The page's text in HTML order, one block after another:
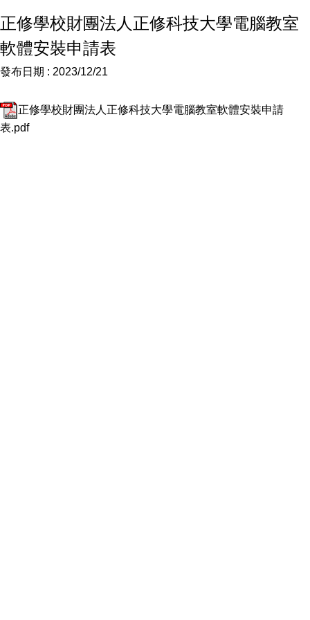
正修學校財團法人正修科技大學電腦教室
軟體安裝申請表
發布日期 : 2023/12/21
正修學校財團法人正修科技大學電腦教室軟體安裝申請
表.pdf